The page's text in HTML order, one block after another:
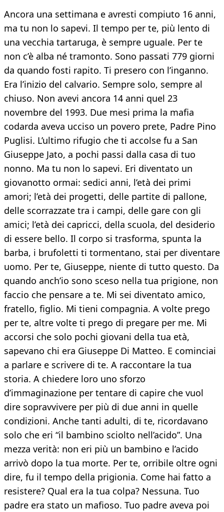
Ancora una settimana e avresti compiuto 16 anni,
ma tu non lo sapevi. Il tempo per te, più lento di
una vecchia tartaruga, è sempre uguale. Per te
non c’è alba né tramonto. Sono passati 779 giorni
da quando fosti rapito. Ti presero con l’inganno.
Era l’inizio del calvario. Sempre solo, sempre al
chiuso. Non avevi ancora 14 anni quel 23
novembre del 1993. Due mesi prima la mafia
codarda aveva ucciso un povero prete, Padre Pino
Puglisi. L’ultimo rifugio che ti accolse fu a San
Giuseppe Jato, a pochi passi dalla casa di tuo
nonno. Ma tu non lo sapevi. Eri diventato un
giovanotto ormai: sedici anni, l’età dei primi
amori; l’età dei progetti, delle partite di pallone,
delle scorrazzate tra i campi, delle gare con gli
amici; l’età dei capricci, della scuola, del desiderio
di essere bello. Il corpo si trasforma, spunta la
barba, i brufoletti ti tormentano, stai per diventare
uomo. Per te, Giuseppe, niente di tutto questo. Da
quando anch’io sono sceso nella tua prigione, non
faccio che pensare a te. Mi sei diventato amico,
fratello, figlio. Mi tieni compagnia. A volte prego
per te, altre volte ti prego di pregare per me. Mi
accorsi che solo pochi giovani della tua età,
sapevano chi era Giuseppe Di Matteo. E cominciai
a parlare e scrivere di te. A raccontare la tua
storia. A chiedere loro uno sforzo
d’immaginazione per tentare di capire che vuol
dire sopravvivere per più di due anni in quelle
condizioni. Anche tanti adulti, di te, ricordavano
solo che eri “il bambino sciolto nell’acido”. Una
mezza verità: non eri più un bambino e l’acido
arrivò dopo la tua morte. Per te, orribile oltre ogni
dire, fu il tempo della prigionia. Come hai fatto a
resistere? Qual era la tua colpa? Nessuna. Tuo
padre era stato un mafioso. Tuo padre aveva poi